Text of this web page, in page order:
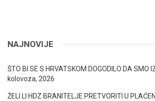
NAJNOVIJE
ŠTO BI SE S HRVATSKOM DOGODILO DA SMO
kolovoza, 2026
ŽELI LI HDZ BRANITELJE PRETVORITI U